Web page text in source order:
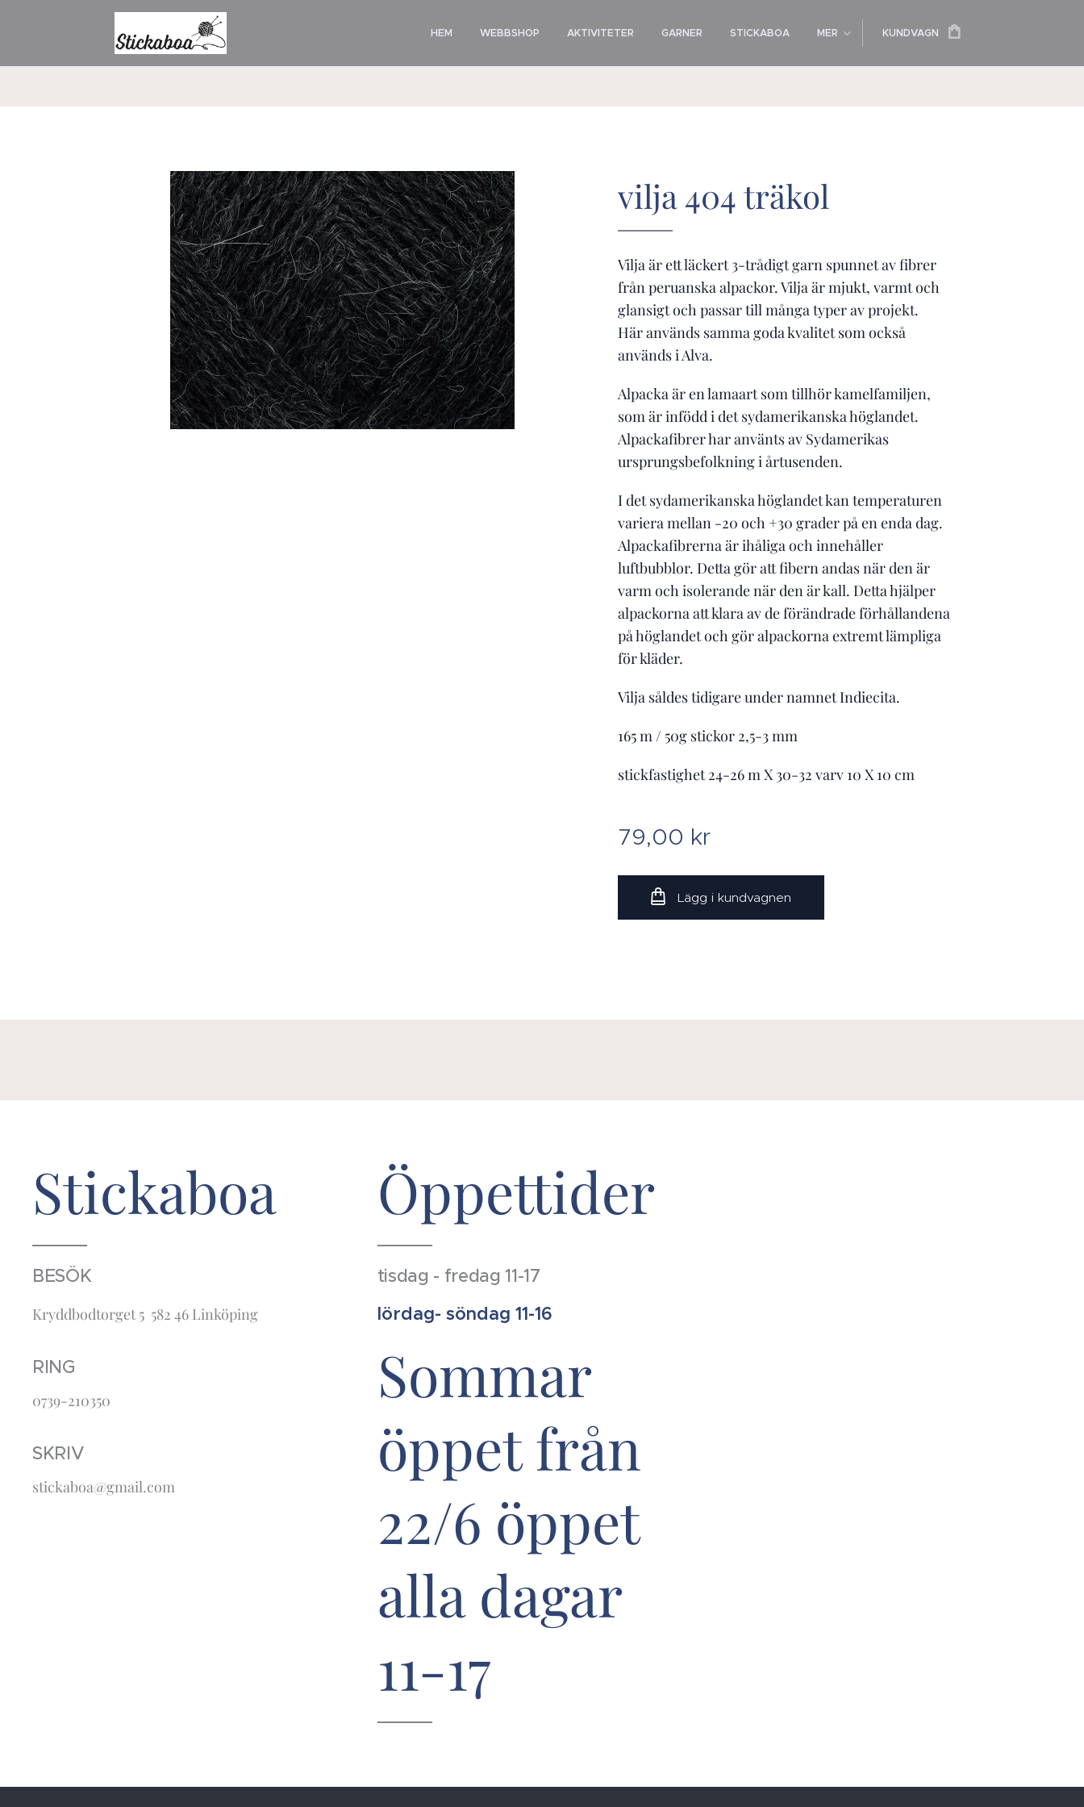
HEM WEBBSHOP AKTIVITETER GARNER STICKABOA MER KUNDVAGN
vilja 404 träkol
Vilja är ett läckert 3-trådigt garn spunnet av fibrer
från peruanska alpackor. Vilja är mjukt, varmt och
glansigt och passar till många typer av projekt.
Här används samma goda kvalitet som också
används i Alva.
Alpacka är en lamaart som tillhör kamelfamiljen,
som är infödd i det sydamerikanska höglandet.
Alpackafibrer har använts av Sydamerikas
ursprungsbefolkning i årtusenden.
I det sydamerikanska höglandet kan temperaturen
variera mellan -20 och +30 grader på en enda dag.
Alpackafibrerna är ihåliga och innehåller
luftbubblor. Detta gör att fibern andas när den är
varm och isolerande när den är kall. Detta hjälper
alpackorna att klara av de förändrade förhållandena
på höglandet och gör alpackorna extremt lämpliga
för kläder.
Vilja såldes tidigare under namnet Indiecita.
165 m / 50g stickor 2,5-3 mm
stickfastighet 24-26 m X 30-32 varv 10 X 10 cm
79,00 kr
Lägg i kundvagnen
Stickaboa
BESÖK
Kryddbodtorget 5 582 46 Linköping
RING
0739-210350
SKRIV
stickaboa@gmail.com
Öppettider
tisdag - fredag 11-17
lördag- söndag 11-16
Sommar
öppet från
22/6 öppet
alla dagar
11-17